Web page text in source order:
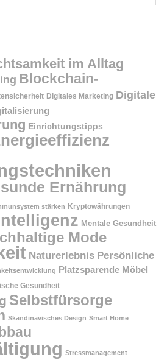
im Alltag
Blockchain-
Digitales Marketing Digitale
Einrichtungstipps
Ernährung
stärken Kryptowährungen
Mentale Gesundheit
Mode
Naturerlebnis Persönliche
Platzsparende Möbel
Gesundheit
Selbstfürsorge
Skandinavisches Design Smart Home
Stressmanagement